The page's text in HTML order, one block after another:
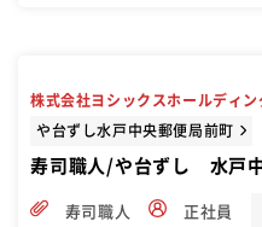
株式会社ヨシックスホールディン
や台ずし水戸中央郵便局前町
寿司職人/や台ずし 水戸
寿司職人 正社員